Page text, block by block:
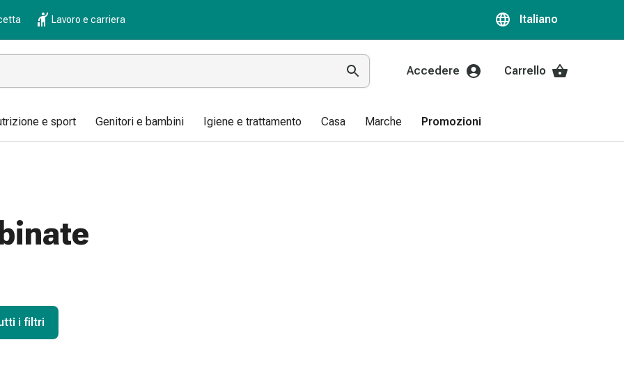
Lavoro e carriera Italiano
Accedere Carrello
e sport Genitori e bambini Igiene e trattamento Casa Marche Promozioni
i filtri